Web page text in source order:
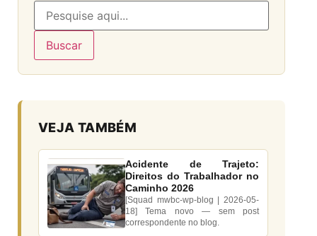
Buscar
VEJA TAMBÉM
Acidente de Trajeto:
Direitos do Trabalhador no
Caminho 2026
[Squad mwbc-wp-blog | 2026-05-
18] Tema novo — sem post
correspondente no blog.